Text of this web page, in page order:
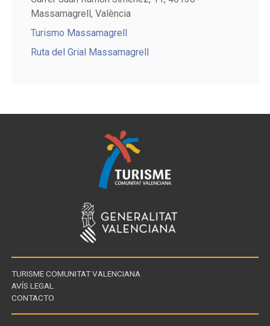
Massamagrell, València
Turismo Massamagrell
Ruta del Grial Massamagrell
TURISME COMUNITAT VALENCIANA
AVÍS LEGAL
CONTACTO